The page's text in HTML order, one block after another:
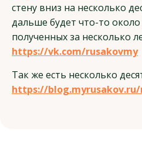
стену вниз на несколько
дальше будет что-то
полученных за несколько
https://vk.com/rusakovmy
Так же есть несколько
https://